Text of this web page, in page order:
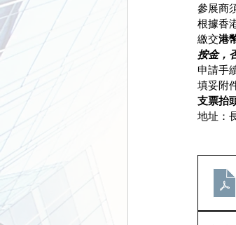
參展商
根據香
繳交港
按金，
申請手
填妥附
支票抬
地址：